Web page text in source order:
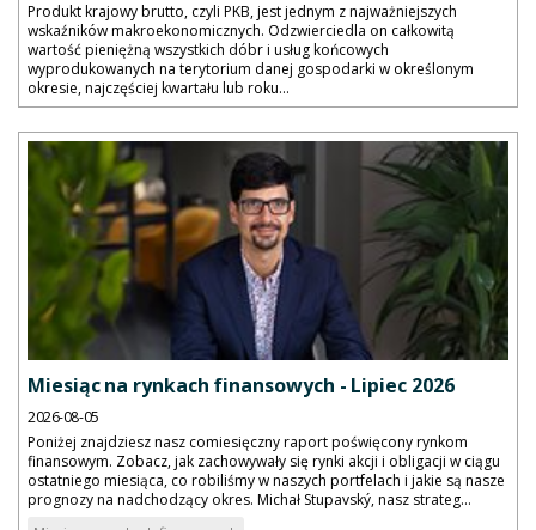
Produkt krajowy brutto, czyli PKB, jest jednym z najważniejszych
wskaźników makroekonomicznych. Odzwierciedla on całkowitą
wartość pieniężną wszystkich dóbr i usług końcowych
wyprodukowanych na terytorium danej gospodarki w określonym
okresie, najczęściej kwartału lub roku...
Miesiąc na rynkach finansowych - Lipiec 2026
2026-08-05
Poniżej znajdziesz nasz comiesięczny raport poświęcony rynkom
finansowym. Zobacz, jak zachowywały się rynki akcji i obligacji w ciągu
ostatniego miesiąca, co robiliśmy w naszych portfelach i jakie są nasze
prognozy na nadchodzący okres. Michał Stupavský, nasz strateg...